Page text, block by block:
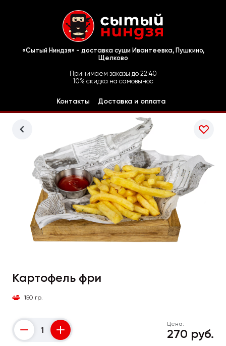
«Сытый Ниндзя» - доставка суши Ивантеевка, Пушкино,
Щелково
Принимаем заказы до 22:40
10% скидка на самовынос
Контакты Доставка и оплата
Картофель фри
150 гр.
Counter
Цена:
270 руб.